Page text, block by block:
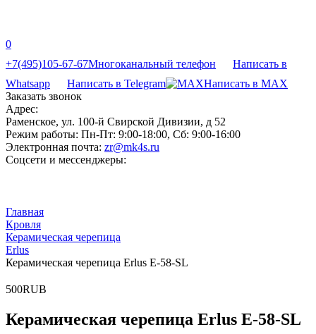
0
+7(495)105-67-67Многоканальный телефон
Написать в
Whatsapp
Написать в Telegram
Написать в MAX
Заказать звонок
Адрес:
Раменское, ул. 100-й Свирской Дивизии, д 52
Режим работы: Пн-Пт: 9:00-18:00, Сб: 9:00-16:00
Электронная почта: zr@mk4s.ru
Соцсети и мессенджеры:
Главная
Кровля
Керамическая черепица
Erlus
Керамическая черепица Erlus E-58-SL
500RUB
Керамическая черепица Erlus E-58-SL